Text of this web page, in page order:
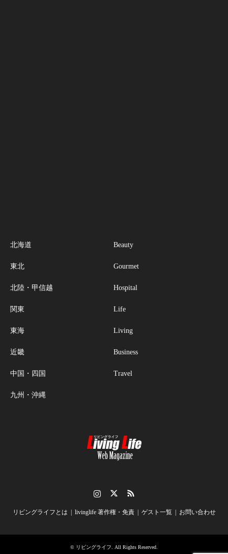
北海道
東北
北陸・甲信越
関東
東海
近畿
中国・四国
九州・沖縄
Beauty
Gourmet
Hospital
Life
Living
Business
Travel
リビングライフとは livinglife 著作権・免責 ゲスト一覧 お問い合わせ
© リビングライフ . All Rights Reserved.